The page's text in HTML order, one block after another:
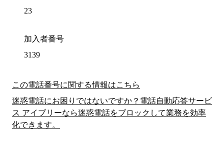
23
加入者番号
3139
この電話番号に関する情報はこちら
迷惑電話にお困りではないですか？電話自動応答サービ
ス アイブリーなら迷惑電話をブロックして業務を効率
化できます。